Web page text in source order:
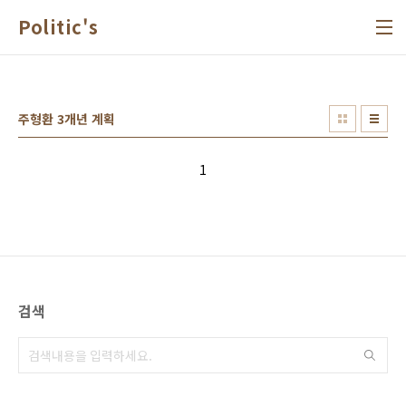
Politic's
주형환 3개년 계획
1
검색